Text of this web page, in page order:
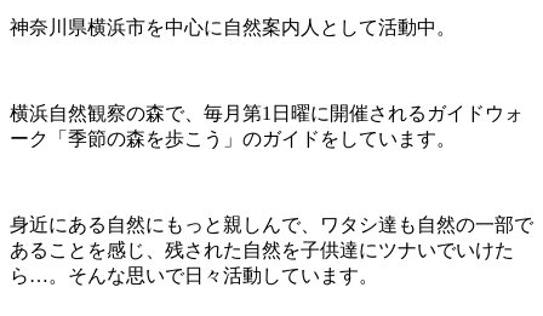
神奈川県横浜市を中心に自然案内人として活動中。
横浜自然観察の森で、毎月第1日曜に開催されるガイドウォ
ーク「季節の森を歩こう」のガイドをしています。
身近にある自然にもっと親しんで、ワタシ達も自然の一部で
あることを感じ、残された自然を子供達にツナいでいけた
ら…。そんな思いで日々活動しています。